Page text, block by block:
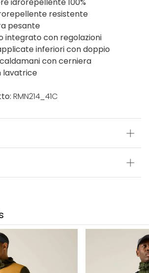
idrorepellente 100%
resistente
pesante
integrato con regolazioni
inferiori con doppio
con cerniera
lavatrice
RMN214_41C